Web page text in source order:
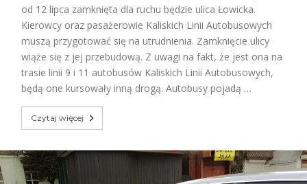
od 12 lipca zamknięta dla ruchu będzie ulica Łowicka.
Kierowcy oraz pasażerowie Kaliskich Linii Autobusowych
muszą przygotować się na utrudnienia. Zamknięcie ulicy
wiąże się z jej przebudową. Z uwagi na fakt, że jest ona na
trasie linii 9 i 11 autobusów Kaliskich Linii Autobusowych,
będą one kursowały inną drogą. Autobusy pojadą …
Czytaj więcej